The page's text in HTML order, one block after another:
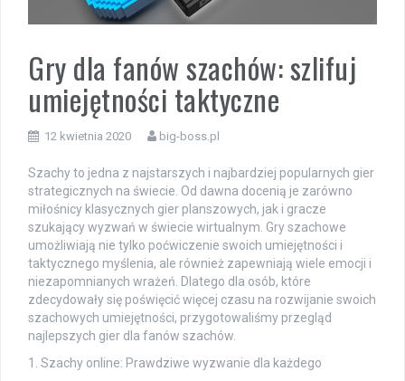
Gry dla fanów szachów: szlifuj
umiejętności taktyczne
12 kwietnia 2020 big-boss.pl
Szachy to jedna z najstarszych i najbardziej popularnych gier
strategicznych na świecie. Od dawna docenią je zarówno
miłośnicy klasycznych gier planszowych, jak i gracze
szukający wyzwań w świecie wirtualnym. Gry szachowe
umożliwiają nie tylko poćwiczenie swoich umiejętności i
taktycznego myślenia, ale również zapewniają wiele emocji i
niezapomnianych wrażeń. Dlatego dla osób, które
zdecydowały się poświęcić więcej czasu na rozwijanie swoich
szachowych umiejętności, przygotowaliśmy przegląd
najlepszych gier dla fanów szachów.
1. Szachy online: Prawdziwe wyzwanie dla każdego